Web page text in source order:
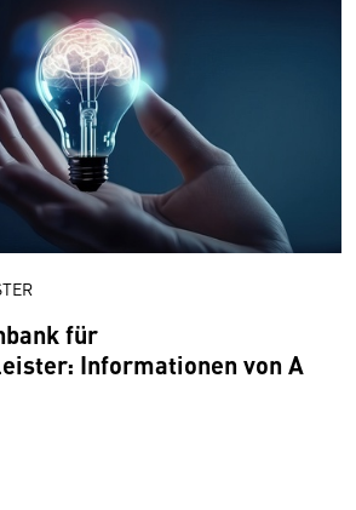
für
Informationen von A